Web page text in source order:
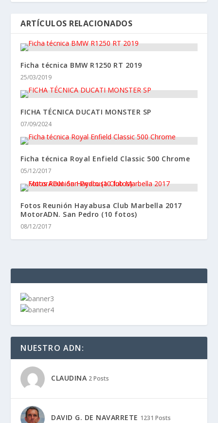
ARTÍCULOS RELACIONADOS
Ficha técnica BMW R1250 RT 2019
25/03/2019
FICHA TÉCNICA DUCATI MONSTER SP
07/09/2024
Ficha técnica Royal Enfield Classic 500 Chrome
05/12/2017
Fotos Reunión Hayabusa Club Marbella 2017
MotorADN. San Pedro (10 fotos)
08/12/2017
NUESTRO ADN:
CLAUDINA 2 Posts
DAVID G. DE NAVARRETE 1231 Posts